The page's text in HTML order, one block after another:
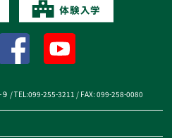
/ TEL:099-255-3211 / FAX: 099-258-0080